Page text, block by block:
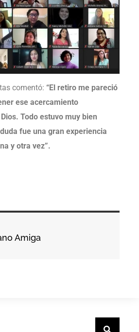
comentó: “El retiro me pareció
ese acercamiento
Todo estuvo muy bien
fue una gran experiencia
y otra vez”.
Amiga